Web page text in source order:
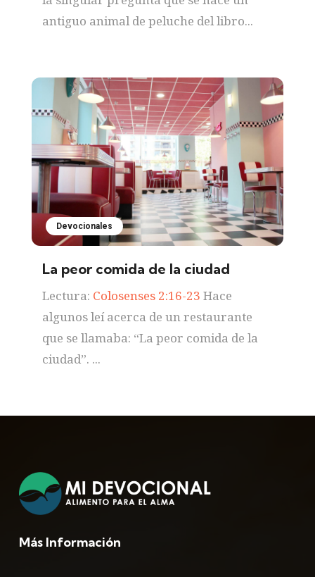
antiguo animal de peluche del libro...
Devocionales
La peor comida de la ciudad
Lectura: Colosenses 2:16-23 Hace
algunos leí acerca de un restaurante
que se llamaba: “La peor comida de la
ciudad”. ...
Más Información